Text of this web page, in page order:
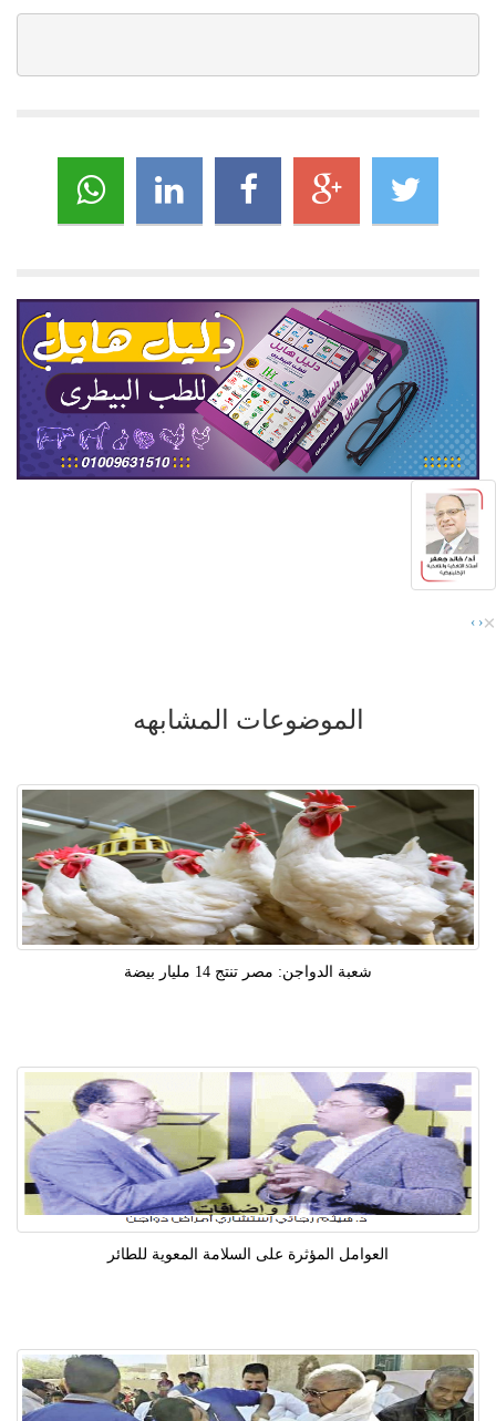
‹
› ×
الموضوعات المشابهه
شعبة الدواجن: مصر تنتج 14 مليار بيضة
العوامل المؤثرة على السلامة المعوية للطائر